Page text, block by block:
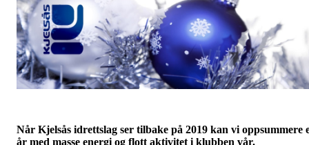
Når Kjelsås idrettslag ser tilbake på 2019 kan vi oppsummere
år med masse energi og flott aktivitet i klubben vår.